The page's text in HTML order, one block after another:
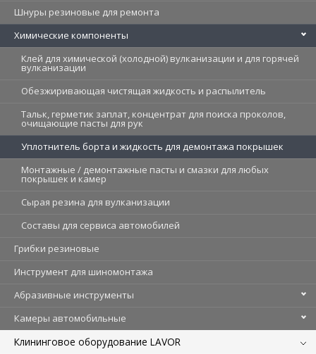
Шнуры резиновые для ремонта
Химические компоненты
Клей для химической (холодной) вулканизации и для горячей
вулканизации
Обезжиривающая чистящая жидкость и распылитель
Тальк, герметик заплат, концентрат для поиска проколов,
очищающие пасты для рук
Уплотнитель борта и жидкость для демонтажа покрышек
Монтажные / демонтажные пасты и смазки для любых
покрышек и камер
Cырая резина для вулканизации
Составы для сервиса автомобилей
Грибки резиновые
Инструмент для шиномонтажа
Абразивные инструменты
Камеры автомобильные
Клининговое оборудование LAVOR